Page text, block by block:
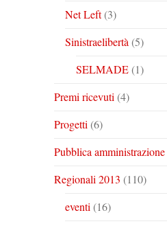
Net Left(3)
Sinistraelibertà (5)
SELMADE(1)
Premi ricevuti (4)
Progetti (6)
Pubblica amministrazione
Regionali 2013 (110)
eventi (16)